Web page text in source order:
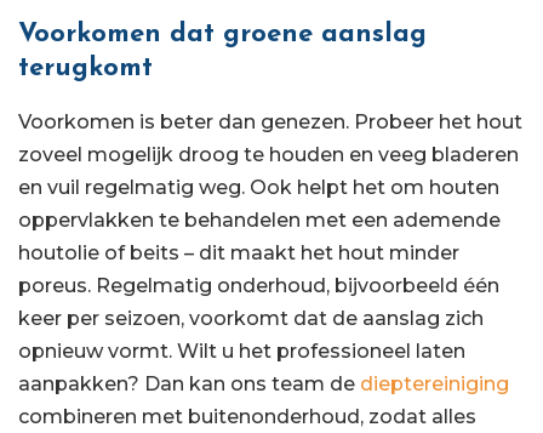
Voorkomen dat groene aanslag
terugkomt
Voorkomen is beter dan genezen. Probeer het hout
zoveel mogelijk droog te houden en veeg bladeren
en vuil regelmatig weg. Ook helpt het om houten
oppervlakken te behandelen met een ademende
houtolie of beits – dit maakt het hout minder
poreus. Regelmatig onderhoud, bijvoorbeeld één
keer per seizoen, voorkomt dat de aanslag zich
opnieuw vormt. Wilt u het professioneel laten
aanpakken? Dan kan ons team de dieptereiniging
combineren met buitenonderhoud, zodat alles